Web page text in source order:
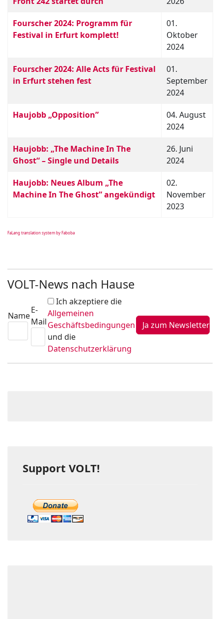
Fourscher 2024: Programm für
Festival in Erfurt komplett!
01.
Oktober
2024
Fourscher 2024: Alle Acts für Festival
in Erfurt stehen fest
01.
September
2024
Haujobb „Opposition”
04. August
2024
Haujobb: „The Machine In The
Ghost“ – Single und Details
26. Juni
2024
Haujobb: Neues Album „The
Machine In The Ghost” angekündigt
02.
November
2023
FaLang translation system by Faboba
VOLT-News nach Hause
Name
E-
Mail
Ich akzeptiere die
Allgemeinen
Geschäftsbedingungen
und die
Datenschutzerklärung
Support VOLT!